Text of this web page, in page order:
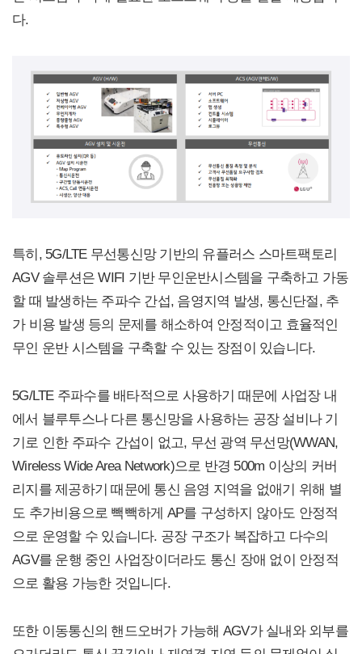
다.
특히, 5G/LTE 무선통신망 기반의 유플러스 스마트팩토리
AGV 솔루션은 WIFI 기반 무인운반시스템을 구축하고 가동
할 때 발생하는 주파수 간섭, 음영지역 발생, 통신단절, 추
가 비용 발생 등의 문제를 해소하여 안정적이고 효율적인
무인 운반 시스템을 구축할 수 있는 장점이 있습니다.
5G/LTE 주파수를 배타적으로 사용하기 때문에 사업장 내
에서 블루투스나 다른 통신망을 사용하는 공장 설비나 기
기로 인한 주파수 간섭이 없고, 무선 광역 무선망(WWAN,
Wireless Wide Area Network)으로 반경 500m 이상의 커버
리지를 제공하기 때문에 통신 음영 지역을 없애기 위해 별
도 추가비용으로 빽빽하게 AP를 구성하지 않아도 안정적
으로 운영할 수 있습니다. 공장 구조가 복잡하고 다수의
AGV를 운행 중인 사업장이더라도 통신 장애 없이 안정적
으로 활용 가능한 것입니다.
또한 이동통신의 핸드오버가 가능해 AGV가 실내와 외부를